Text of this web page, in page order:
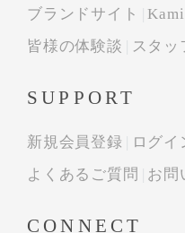
ブランドサイト
皆様の体験談
スタッ
SUPPORT
新規会員登録 ログイ
よくあるご質問
お問
CONNECT